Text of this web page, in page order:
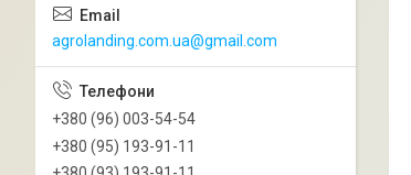
agrolanding.com.ua@gmail.com
+380 (96) 003-54-54
+380 (95) 193-91-11